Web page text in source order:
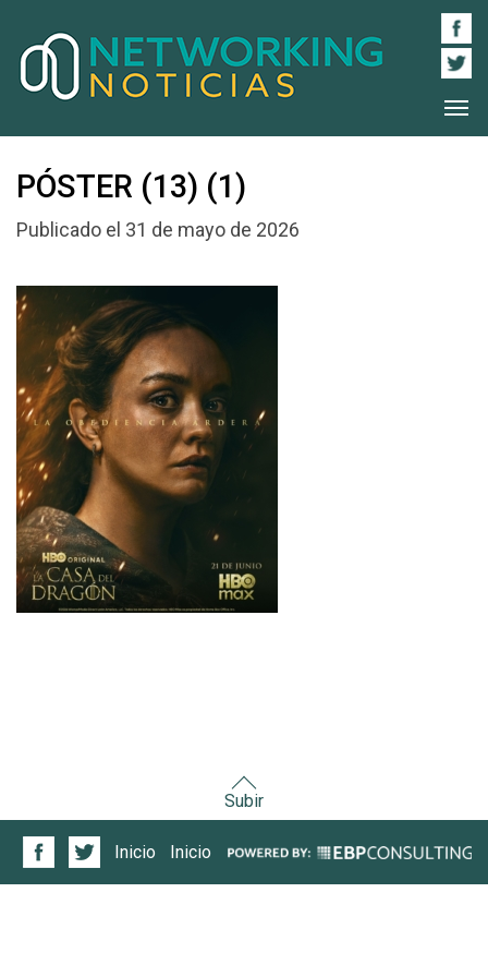
PÓSTER (13) (1)
Publicado el 31 de mayo de 2026
Subir
Inicio Inicio